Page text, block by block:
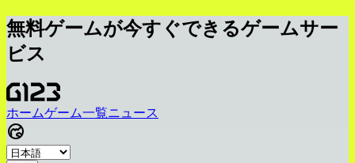
無料ゲームが今すぐできるゲームサー
ビス
ホームゲーム一覧ニュース